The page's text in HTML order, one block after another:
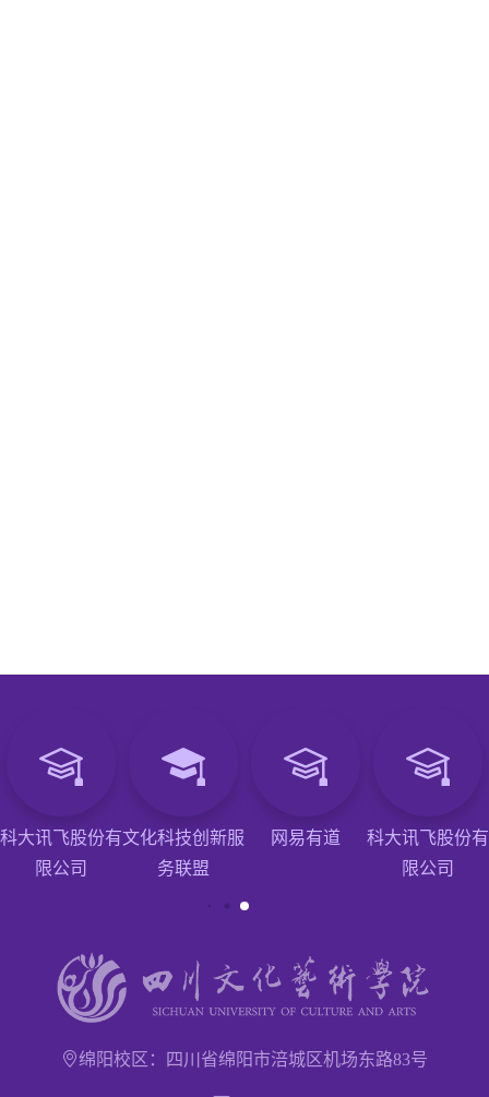
科大讯飞股份有
限公司
文化科技创新服
务联盟
网易有道
科大讯飞股份有
限公司
绵阳校区：四川省绵阳市涪城区机场东路83号